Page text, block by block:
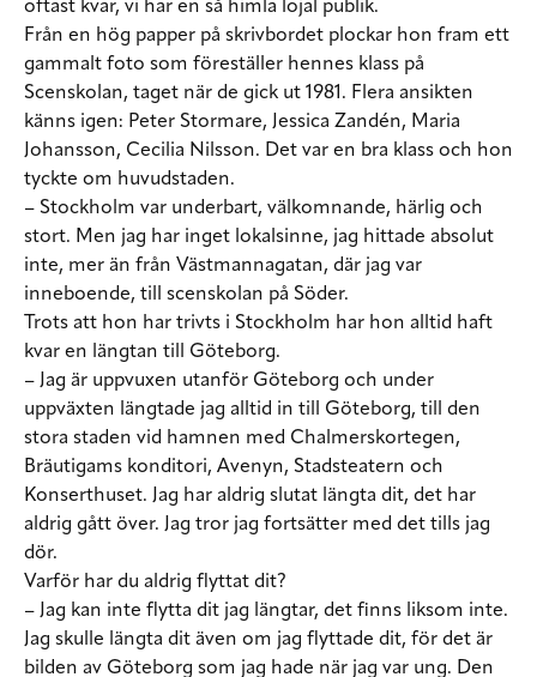
oftast kvar, vi har en så himla lojal publik.
Från en hög papper på skrivbordet plockar hon fram ett
gammalt foto som föreställer hennes klass på
Scenskolan, taget när de gick ut 1981. Flera ansikten
känns igen: Peter Stormare, Jessica Zandén, Maria
Johansson, Cecilia Nilsson. Det var en bra klass och hon
tyckte om huvudstaden.
– Stockholm var underbart, välkomnande, härlig och
stort. Men jag har inget lokalsinne, jag hittade absolut
inte, mer än från Västmannagatan, där jag var
inneboende, till scenskolan på Söder.
Trots att hon har trivts i Stockholm har hon alltid haft
kvar en längtan till Göteborg.
– Jag är uppvuxen utanför Göteborg och under
uppväxten längtade jag alltid in till Göteborg, till den
stora staden vid hamnen med Chalmerskortegen,
Bräutigams konditori, Avenyn, Stadsteatern och
Konserthuset. Jag har aldrig slutat längta dit, det har
aldrig gått över. Jag tror jag fortsätter med det tills jag
dör.
Varför har du aldrig flyttat dit?
– Jag kan inte flytta dit jag längtar, det finns liksom inte.
Jag skulle längta dit även om jag flyttade dit, för det är
bilden av Göteborg som jag hade när jag var ung. Den